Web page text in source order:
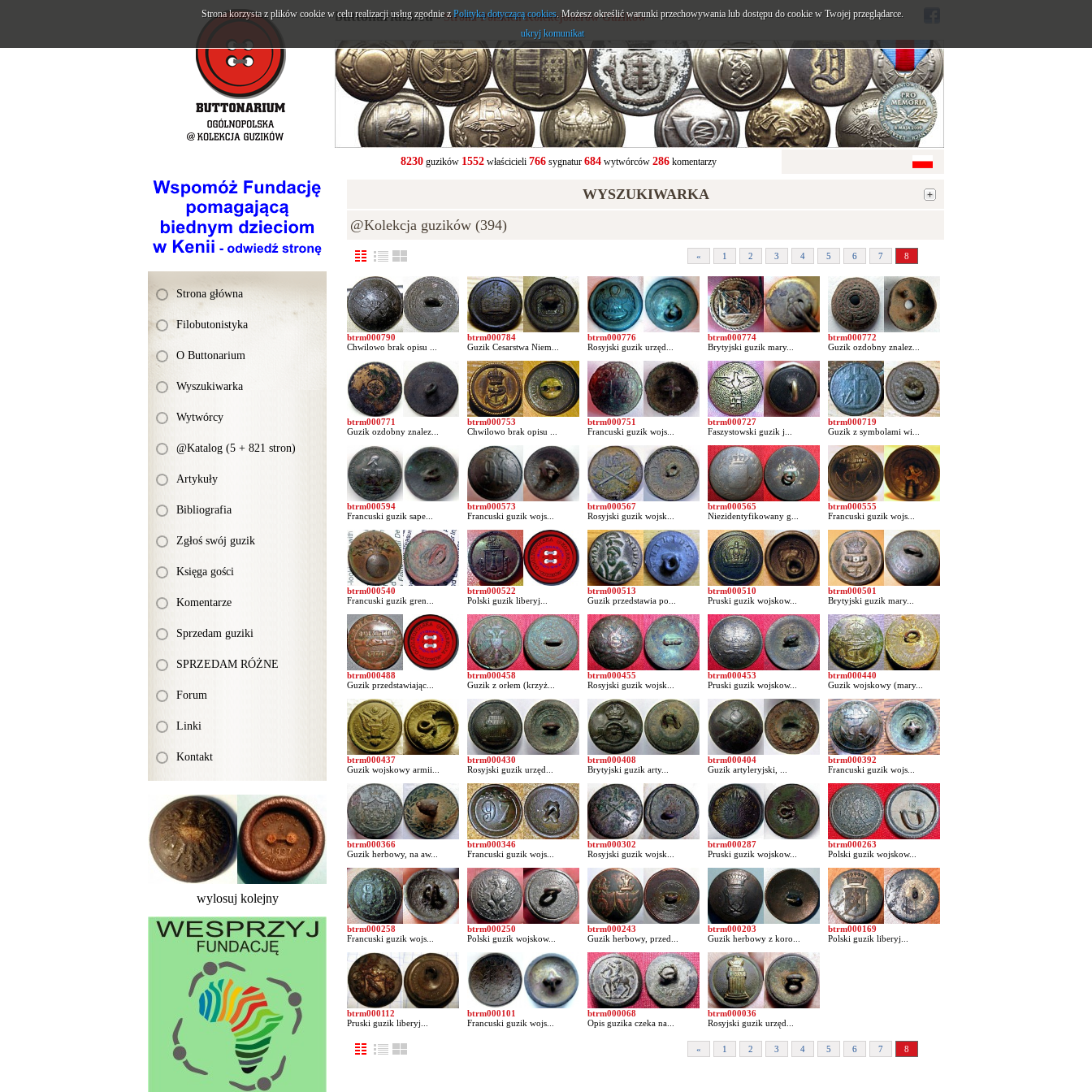
Strona główna
Filobutonistyka
O Buttonarium
Wyszukiwarka
Wytwórcy
@Katalog (5 + 821 stron)
Artykuły
Bibliografia
Zgłoś swój guzik
Księga gości
Komentarze
Sprzedam guziki
SPRZEDAM RÓŻNE
Forum
Linki
Kontakt
wylosuj kolejny
buttonarium.eu- Strona Polskich Kolekcjonerów Guzików
8230guzików 1552właścicieli 766sygnatur 684wytwórców 286komentarzy
WYSZUKIWARKA
@Kolekcja guzików (394)
« 1 2 3 4 5 6 7 8
btrm000790
Chwilowo brak opisu ...
btrm000784
Guzik Cesarstwa Niem...
btrm000776
Rosyjski guzik urzęd...
btrm000774
Brytyjski guzik mary...
btrm000772
Guzik ozdobny znalez...
btrm000771
Guzik ozdobny znalez...
btrm000753
Chwilowo brak opisu ...
btrm000751
Francuski guzik wojs...
btrm000727
Faszystowski guzik j...
btrm000719
Guzik z symbolami wi...
btrm000594
Francuski guzik sape...
btrm000573
Francuski guzik wojs...
btrm000567
Rosyjski guzik wojsk...
btrm000565
Niezidentyfikowany g...
btrm000555
Francuski guzik wojs...
btrm000540
Francuski guzik gren...
btrm000522
Polski guzik liberyj...
btrm000513
Guzik przedstawia po...
btrm000510
Pruski guzik wojskow...
btrm000501
Brytyjski guzik mary...
btrm000488
Guzik przedstawiając...
btrm000458
Guzik z orłem (krzyż...
btrm000455
Rosyjski guzik wojsk...
btrm000453
Pruski guzik wojskow...
btrm000440
Guzik wojskowy (mary...
btrm000437
Guzik wojskowy armii...
btrm000430
Rosyjski guzik urzęd...
btrm000408
Brytyjski guzik arty...
btrm000404
Guzik artyleryjski, ...
btrm000392
Francuski guzik wojs...
btrm000366
Guzik herbowy, na aw...
btrm000346
Francuski guzik wojs...
btrm000302
Rosyjski guzik wojsk...
btrm000287
Pruski guzik wojskow...
btrm000263
Polski guzik wojskow...
btrm000258
Francuski guzik wojs...
btrm000250
Polski guzik wojskow...
btrm000243
Guzik herbowy, przed...
btrm000203
Guzik herbowy z koro...
btrm000169
Polski guzik liberyj...
btrm000112
Pruski guzik liberyj...
btrm000101
Francuski guzik wojs...
btrm000068
Opis guzika czeka na...
btrm000036
Rosyjski guzik urzęd...
« 1 2 3 4 5 6 7 8
Strona korzysta z plików cookie w celu realizacji usług zgodnie zPolityką dotyczącą cookies. Możesz określić warunki przechowywania lub dostępu do cookie w Twojej przeglądarce.
ukryj komunikat